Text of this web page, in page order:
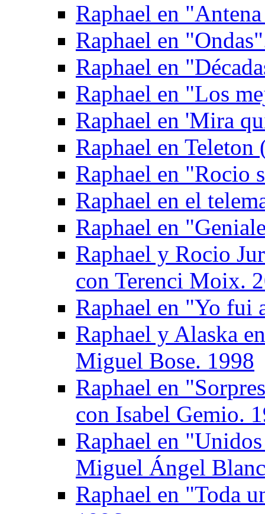
Raphael en
Raphael en
Raphael en
Raphael en "Los
Raphael en 'Mira
Raphael en
Raphael en "Rocio
Raphael en el
Raphael en
Raphael y Rocio
con Terenci Moix.
Raphael en "Yo fui
Raphael y Alaska
Miguel Bose. 1998
Raphael en
con Isabel Gemio.
Raphael en
Miguel Ángel
Raphael en "Toda